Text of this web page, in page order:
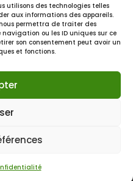
utilisons des technologies telles
aux informations des appareils.
permettra de traiter des
ou les ID uniques sur ce
son consentement peut avoir un
et fonctions.
RÉSERVÉS. DESIGNÉ